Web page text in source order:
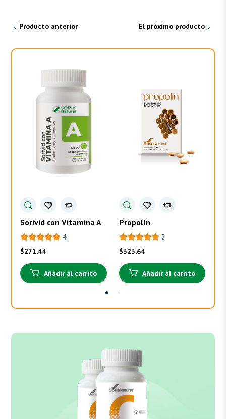
Producto anterior El próximo producto
Sorivid con Vitamina A
4
$271.44
Añadir al carrito
Propolín
2
$323.64
Añadir al carrito